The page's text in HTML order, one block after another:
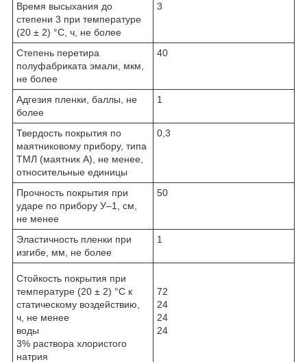
Время высыхания до
степени 3 при температуре
(20 ± 2) °C, ч, не более
3
Степень перетира
полуфабриката эмали, мкм,
не более
40
Адгезия пленки, баллы, не
более
1
Твердость покрытия по
маятниковому прибору, типа
ТМЛ (маятник А), не менее,
относительные единицы
0,3
Прочность покрытия при
ударе по прибору У–1, см,
не менее
50
Эластичность пленки при
изгибе, мм, не более
1
Стойкость покрытия при
температуре (20 ± 2) °C к
статическому воздействию,
ч, не менее
воды
3% раствора хлористого
натрия
72
24
24
24